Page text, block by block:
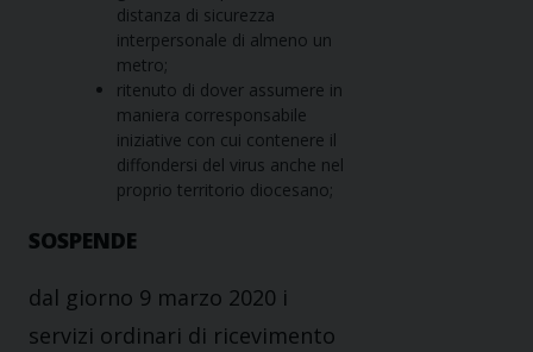
distanza di sicurezza
interpersonale di almeno un
metro;
ritenuto di dover assumere in
maniera corresponsabile
iniziative con cui contenere il
diffondersi del virus anche nel
proprio territorio diocesano;
SOSPENDE
dal giorno 9 marzo 2020 i
servizi ordinari di ricevimento